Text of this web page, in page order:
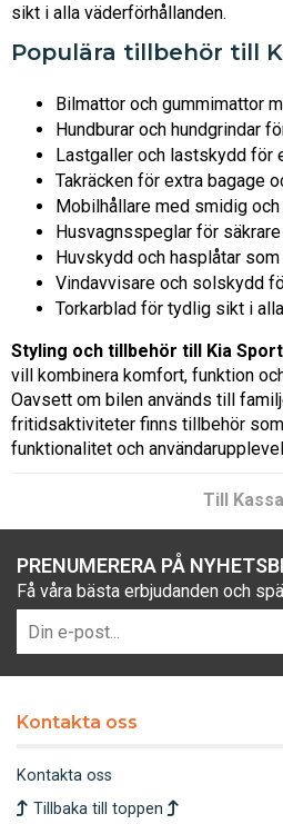
sikt i alla väderförhållanden.
Populära tillbehör till
Bilmattor och gummimattor
Hundburar och hundgrindar
Lastgaller och lastskydd för
Takräcken för extra bagage
Mobilhållare med smidig
Husvagnsspeglar för
Huvskydd och hasplåtar
Vindavvisare och solskydd
Torkarblad för tydlig sikt i
Styling och tillbehör till Kia
vill kombinera komfort, funktion
Oavsett om bilen används till
fritidsaktiviteter finns tillbehör
funktionalitet och
Till
PRENUMERERA PÅ
Få våra bästa erbjudanden och
Kontakta oss
Kontakta oss
Tillbaka till toppen